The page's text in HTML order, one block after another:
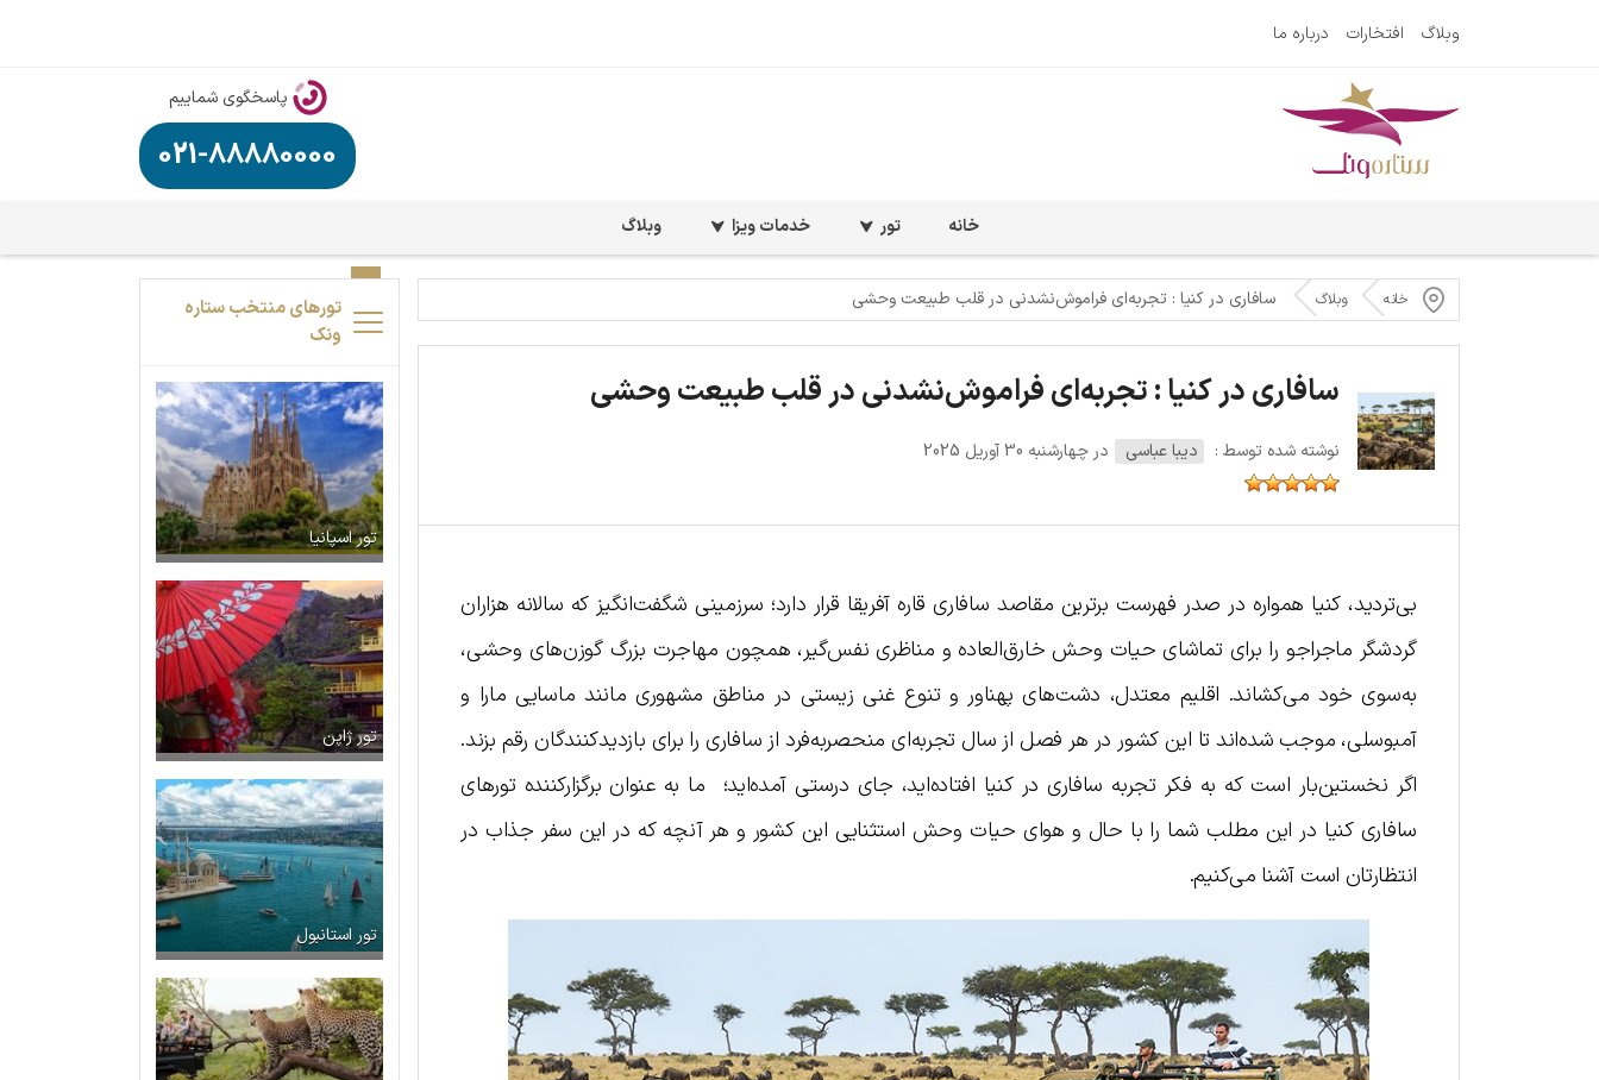
وبلاگ افتخارات درباره ما
پاسخگوی شماییم
021-88880000
خانه تور خدمات ویزا وبلاگ
خانه وبلاگ سافاری در کنیا : تجربه‌ای فراموش‌نشدنی در قلب طبیعت وحشی
سافاری در کنیا : تجربه‌ای فراموش‌نشدنی در قلب طبیعت وحشی
نوشته شده توسط : دیبا عباسی در چهارشنبه 30 آوریل 2025
بی‌تردید، کنیا همواره در صدر فهرست برترین مقاصد سافاری قاره آفریقا قرار دارد؛ سرزمینی شگفت‌انگیز که سالانه هزاران
گردشگر ماجراجو را برای تماشای حیات وحش خارق‌العاده و مناظری نفس‌گیر، همچون مهاجرت بزرگ گوزن‌های وحشی،
به‌سوی خود می‌کشاند. اقلیم معتدل، دشت‌های پهناور و تنوع غنی زیستی در مناطق مشهوری مانند ماسایی مارا و
آمبوسلی، موجب شده‌اند تا این کشور در هر فصل از سال تجربه‌ای منحصربه‌فرد از سافاری را برای بازدیدکنندگان رقم بزند.
اگر نخستین‌بار است که به فکر تجربه سافاری در کنیا افتاده‌اید، جای درستی آمده‌اید؛ ما به عنوان برگزارکننده تورهای
سافاری کنیا در این مطلب شما را با حال و هوای حیات وحش استثنایی این کشور و هر آنچه که در این سفر جذاب در
انتظارتان است آشنا می‌کنیم.
تورهای منتخب ستاره
ونک
تور اسپانیا
تور ژاپن
تور استانبول